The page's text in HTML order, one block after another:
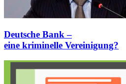
Deutsche Bank –
eine kriminelle Vereinigung?